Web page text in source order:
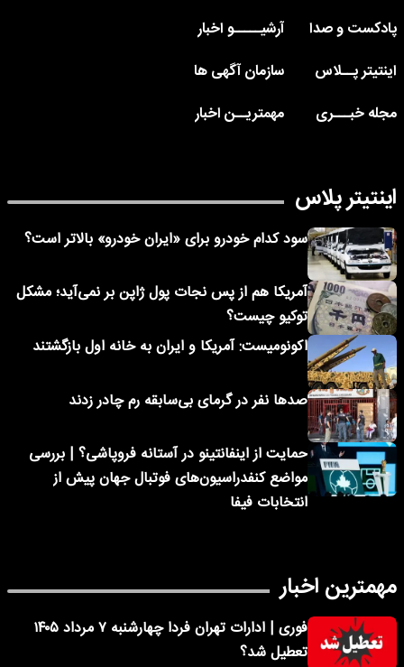
پادکست و صدا
آرشیـــــو اخبار
اینتیتر پــلاس
سازمان آگهی ها
مجله خبـــری
مهمتریــن اخبار
اینتیتر پلاس
سود کدام خودرو برای «ایران خودرو» بالاتر است؟
آمریکا هم از پس نجات پول ژاپن بر نمی‌آید؛ مشکل
توکیو چیست؟
اکونومیست: آمریکا و ایران به خانه اول بازگشتند
صدها نفر در گرمای بی‌سابقه رم چادر زدند
حمایت از اینفانتینو در آستانه فروپاشی؟ | بررسی
مواضع کنفدراسیون‌های فوتبال جهان پیش از
انتخابات فیفا
مهمترین اخبار
فوری | ادارات تهران فردا چهارشنبه ۷ مرداد ۱۴۰۵
تعطیل شد؟